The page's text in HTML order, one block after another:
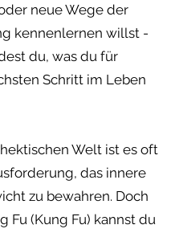
neue Wege der
kennenlernen willst -
du, was du für
Schritt im Leben
Welt ist es oft
das innere
zu bewahren. Doch
Fu (Kung Fu) kannst du